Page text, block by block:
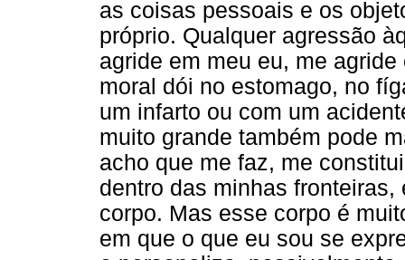
as coisas pessoais e os
próprio. Qualquer agressão
agride em meu eu, me
moral dói no estomago, no
um infarto ou com um
muito grande também pode
acho que me faz, me
dentro das minhas
corpo. Mas esse corpo é
em que o que eu sou se